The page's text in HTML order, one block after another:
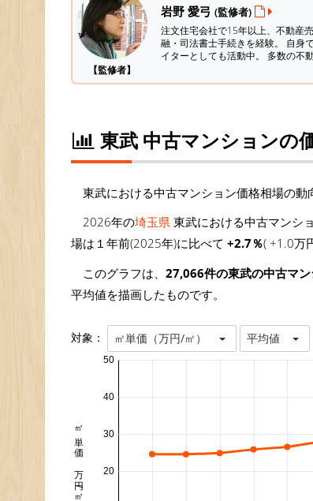
【監修者】
岩野 愛弓 (監修者)
注文住宅会社で15年以上、不動産
融・司法書士手続きを経験。 自身
イターとしても活動中。 多数の不
東武 中古マンションの
東武における中古マンション価格相場の動
2026年の埼玉県 東武における中古マンシ
場は１年前(2025年)に比べて +2.7％( +1.0万
このグラフは、 27,066件の東武の中古マ
平均値を描画したものです。
対象： ㎡単価（万円/㎡） 平均値
20
30
40
50
㎡単価 万円/㎡